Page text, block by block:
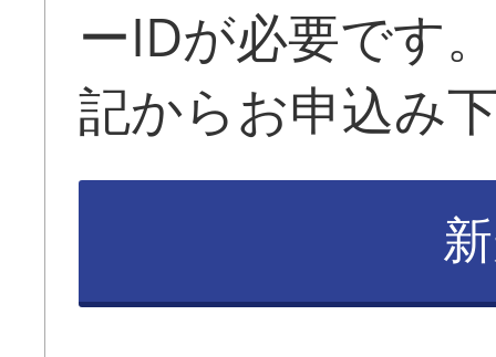
ーIDが必要です
記からお申込み